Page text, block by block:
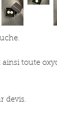
ainsi toute
devis.